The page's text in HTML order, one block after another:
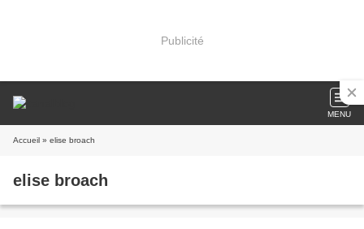
Publicité
MENU
Accueil » elise broach
elise broach